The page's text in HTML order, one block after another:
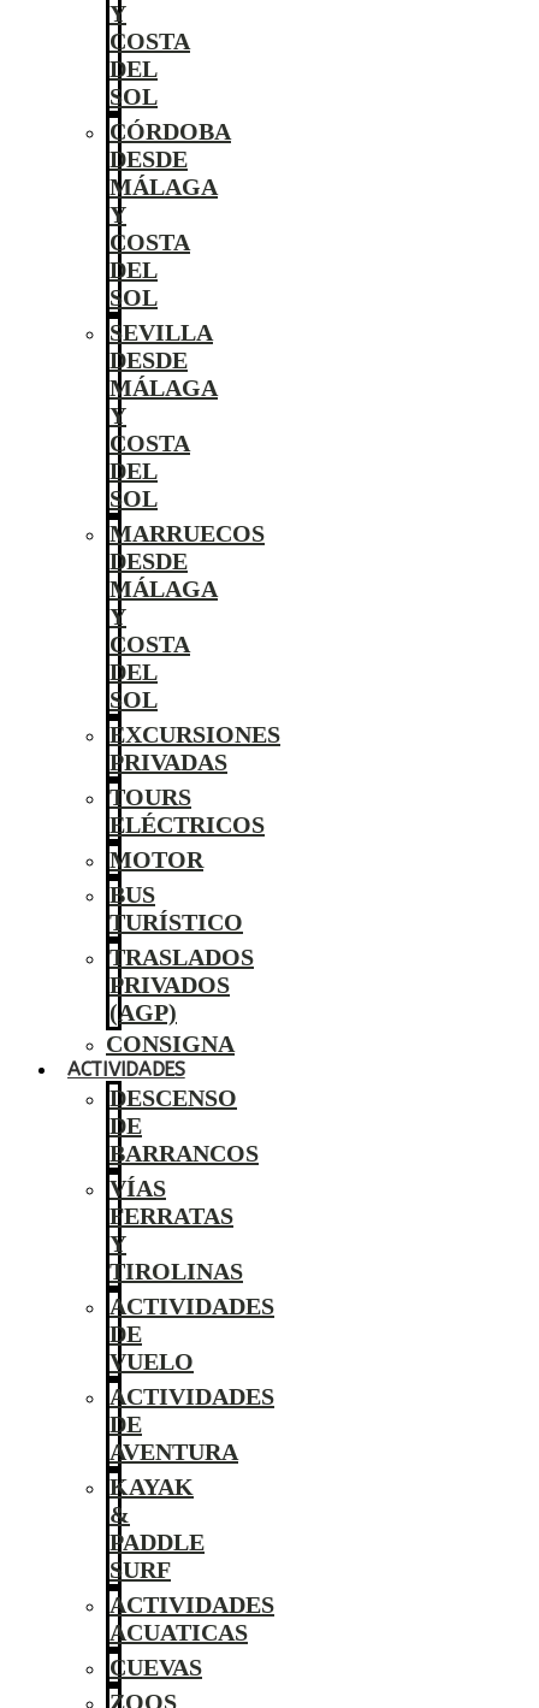
Y
COSTA
DEL
SOL
CÓRDOBA
DESDE
MÁLAGA
Y
COSTA
DEL
SOL
SEVILLA
DESDE
MÁLAGA
Y
COSTA
DEL
SOL
MARRUECOS
DESDE
MÁLAGA
Y
COSTA
DEL
SOL
EXCURSIONES
PRIVADAS
TOURS
ELÉCTRICOS
MOTOR
BUS
TURÍSTICO
TRASLADOS
PRIVADOS
(AGP)
CONSIGNA
ACTIVIDADES
DESCENSO
DE
BARRANCOS
VÍAS
FERRATAS
Y
TIROLINAS
ACTIVIDADES
DE
VUELO
ACTIVIDADES
DE
AVENTURA
KAYAK
&
PADDLE
SURF
ACTIVIDADES
ACUATICAS
CUEVAS
ZOOS